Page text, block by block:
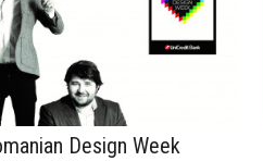
Design Week